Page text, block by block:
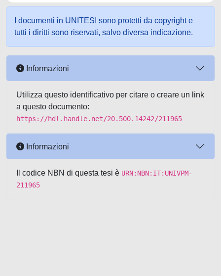
I documenti in UNITESI sono protetti da copyright e
tutti i diritti sono riservati, salvo diversa indicazione.
Informazioni
Utilizza questo identificativo per citare o creare un link
a questo documento:
https://hdl.handle.net/20.500.14242/211965
Informazioni
Il codice NBN di questa tesi è URN:NBN:IT:UNIVPM-
211965